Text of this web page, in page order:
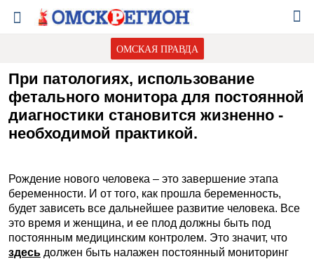
ОМСКАЯ ПРАВДА
При патологиях, использование
фетального монитора для постоянной
диагностики становится жизненно -
необходимой практикой.
Рождение нового человека – это завершение этапа
беременности. И от того, как прошла беременность,
будет зависеть все дальнейшее развитие человека. Все
это время и женщина, и ее плод должны быть под
постоянным медицинским контролем. Это значит, что
здесь должен быть налажен постоянный мониторинг